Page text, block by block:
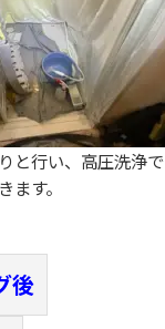
と行い、高圧洗浄
ます。
後